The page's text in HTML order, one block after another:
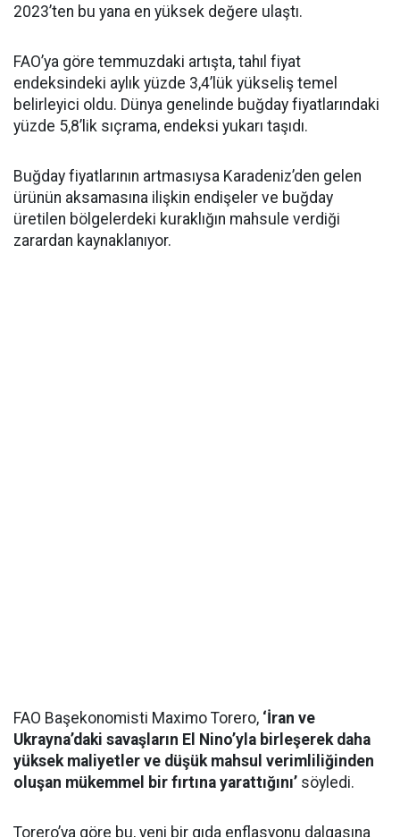
2023’ten bu yana en yüksek değere ulaştı.
FAO’ya göre temmuzdaki artışta, tahıl fiyat
endeksindeki aylık yüzde 3,4’lük yükseliş temel
belirleyici oldu. Dünya genelinde buğday fiyatlarındaki
yüzde 5,8’lik sıçrama, endeksi yukarı taşıdı.
Buğday fiyatlarının artmasıysa Karadeniz’den gelen
ürünün aksamasına ilişkin endişeler ve buğday
üretilen bölgelerdeki kuraklığın mahsule verdiği
zarardan kaynaklanıyor.
FAO Başekonomisti Maximo Torero, ‘İran ve
Ukrayna’daki savaşların El Nino’yla birleşerek daha
yüksek maliyetler ve düşük mahsul verimliliğinden
oluşan mükemmel bir fırtına yarattığını’ söyledi.
Torero’ya göre bu, yeni bir gıda enflasyonu dalgasına